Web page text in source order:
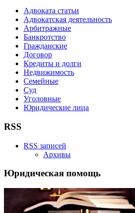
Адвоката статьи
Адвокатская деятельность
Арбитражные
Банкротство
Гражданские
Договор
Кредиты и долги
Недвижимость
Семейные
Суд
Уголовные
Юридические лица
RSS
RSS записей
Архивы
Юридическая помощь